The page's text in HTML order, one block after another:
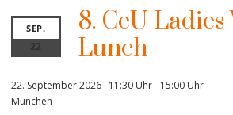
SEP.
22
8. CeU Ladies
Lunch
22. September 2026 · 11:30 Uhr- 15:00 Uhr
München